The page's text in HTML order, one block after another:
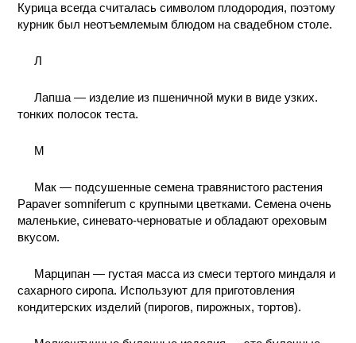
Курица всегда считалась символом плодородия, поэтому
курник был неотъемлемым блюдом на свадебном столе.
Л
Лапша — изделие из пшеничной муки в виде узких.
тонких полосок теста.
M
Мак — подсушенные семена травянистого растения
Papaver somniferum с крупными цветками. Семена очень
маленькие, синевато-черноватые и обладают ореховым
вкусом.
Марципан — густая масса из смеси тертого миндаля и
сахарного сиропа. Используют для приготовления
кондитерских изделий (пирогов, пирожных, тортов).